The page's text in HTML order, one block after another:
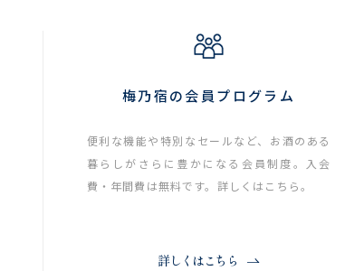
梅乃宿の会員プログラム
便利な機能や特別なセールなど、お酒のある
暮らしがさらに豊かになる会員制度。入会
費・年間費は無料です。詳しくはこちら。
詳しくはこちら